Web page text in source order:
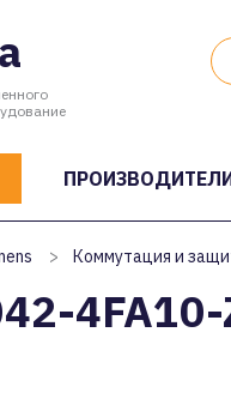
> Коммутация и